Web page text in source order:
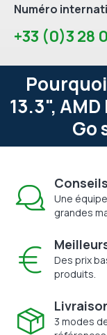
Numéro
+33 (0)3 28
13.3",
Go
Une
grandes
Des prix
produits.
3 modes